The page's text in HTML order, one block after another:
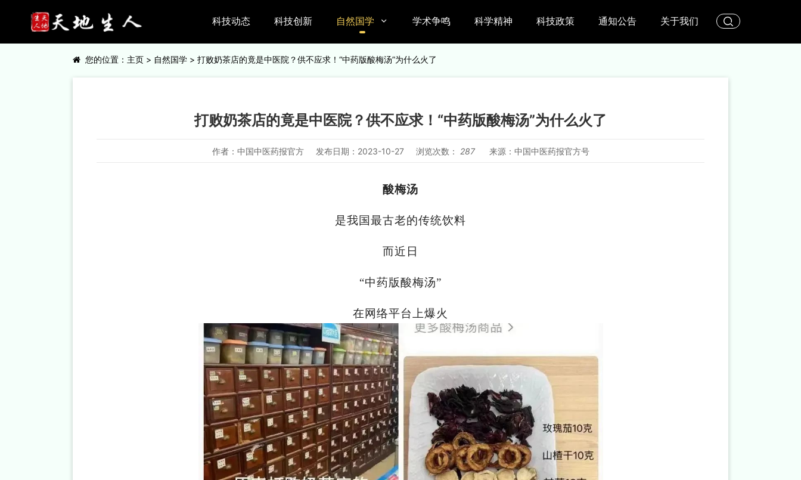
科技动态 科技创新 自然国学  学术争鸣 科学精神 科技政策 通知公告 关于我们
您的位置： 主页 > 自然国学 > 打败奶茶店的竟是中医院？供不应求！“中药版酸梅汤”为什么火了
打败奶茶店的竟是中医院？供不应求！“中药版酸梅汤”为什么火了
作者：中国中医药报官方 发布日期：2023-10-27 浏览次数： 287 来源：中国中医药报官方号
酸梅汤
是我国最古老的传统饮料
而近日
“中药版酸梅汤”
在网络平台上爆火